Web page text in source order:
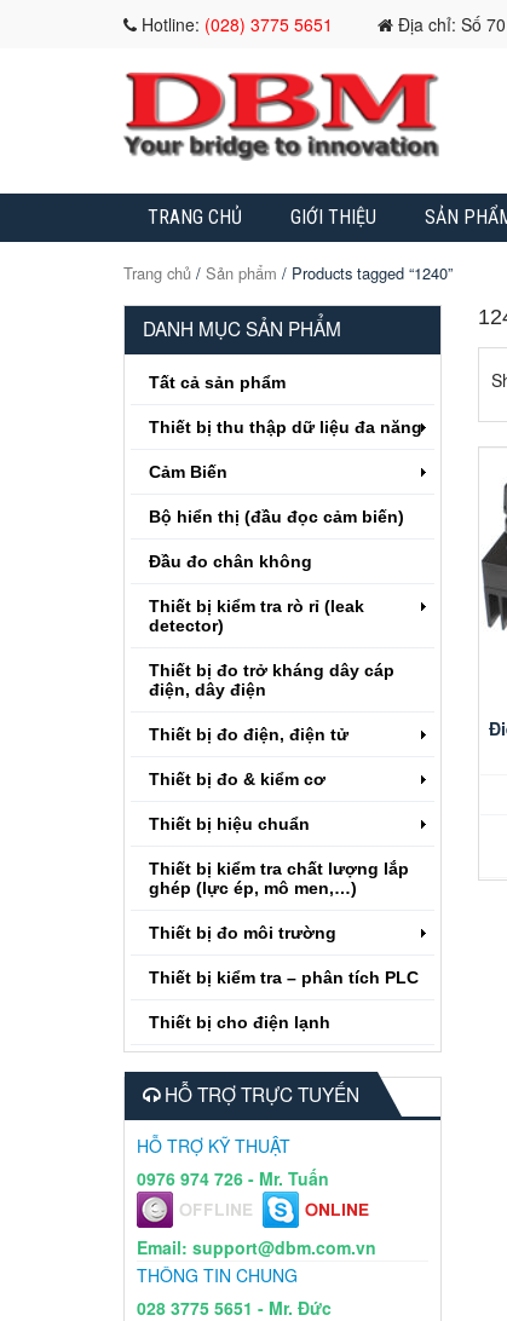
Hotline:(028) 3775 5651 Địa chỉ: Số
TRANG CHỦ GIỚI THIỆU SẢN
Trang chủ / Sản phẩm / Products tagged “1240”
DANH MỤC SẢN PHẨM
Tất cả sản phẩm
Thiết bị thu thập dữ liệu đa năng
Cảm Biến
Bộ hiển thị (đầu đọc cảm biến)
Đầu đo chân không
Thiết bị kiểm tra rò rỉ (leak
detector)
Thiết bị đo trở kháng dây cáp
điện, dây điện
Thiết bị đo điện, điện tử
Thiết bị đo & kiểm cơ
Thiết bị hiệu chuẩn
Thiết bị kiểm tra chất lượng lắp
ghép (lực ép, mô men,…)
Thiết bị đo môi trường
Thiết bị kiểm tra – phân tích PLC
Thiết bị cho điện lạnh
HỖ TRỢ TRỰC TUYẾN
HỖ TRỢ KỸ THUẬT
0976 974 726 - Mr. Tuấn
Email: support@dbm.com.vn
THÔNG TIN CHUNG
028 3775 5651 - Mr. Đức